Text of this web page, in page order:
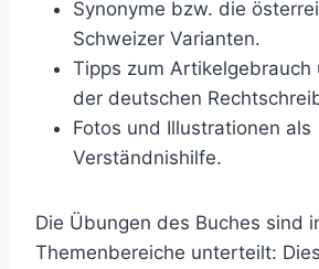
Synonyme bzw. die
Schweizer Varianten.
Tipps zum Artikelgebrauch
der deutschen
Fotos und Illustrationen als
Verständnishilfe.
Die Übungen des Buches sind
Themenbereiche unterteilt: